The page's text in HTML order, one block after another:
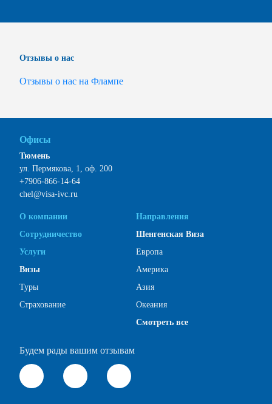
Отзывы о нас
Отзывы о нас на Флампе
Офисы
Тюмень
ул. Пермякова, 1, оф. 200
+7906-866-14-64
chel@visa-ivc.ru
О компании
Сотрудничество
Услуги
Визы
Туры
Страхование
Направления
Шенгенская Виза
Европа
Америка
Азия
Океания
Смотреть все
Будем рады вашим отзывам